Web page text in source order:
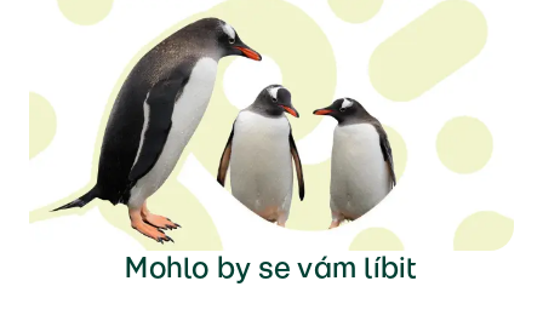
Mohlo by se vám líbit